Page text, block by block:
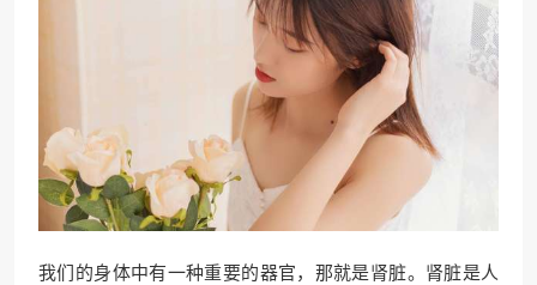
我们的身体中有一种重要的器官，那就是肾脏。肾脏是人